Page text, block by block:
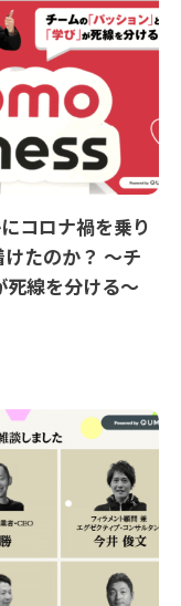
コロナ禍を乗り
たのか？ ～チ
線を分ける～